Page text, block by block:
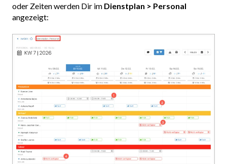
oder Zeiten werden Dir im Dienstplan > Personal
angezeigt: